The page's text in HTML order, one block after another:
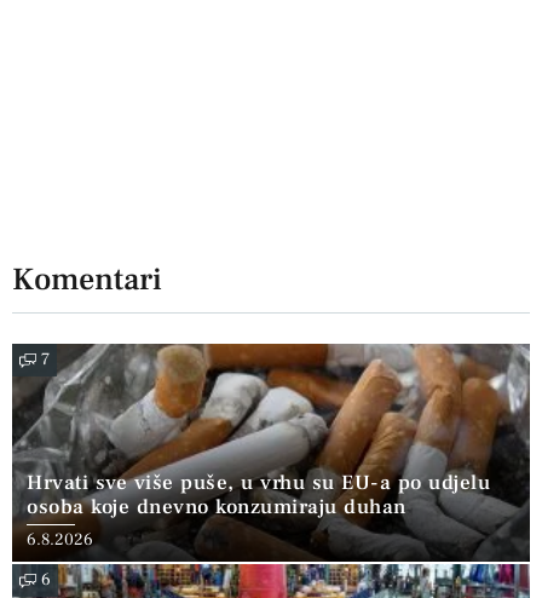
Komentari
7
Hrvati sve više puše, u vrhu su EU-a po udjelu
osoba koje dnevno konzumiraju duhan
6.8.2026
6